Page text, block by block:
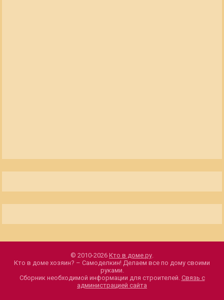
© 2010-2026 Кто в доме.ру.
Кто в доме хозяин? – Самоделкин! Делаем все по дому своими
руками.
Сборник необходимой информации для строителей. Связь с
администрацией сайта